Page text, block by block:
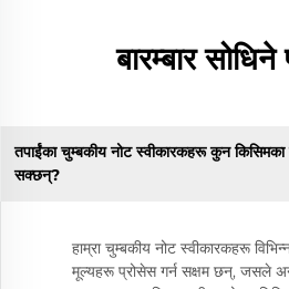
बारम्बार
तपाईंका चुम्बकीय नोट स्वीकारकहरू कुन किसिमका
सक्छन्?
हाम्रा चुम्बकीय नोट स्वीकारकहरू
मूल्यहरू प्रोसेस गर्न सक्षम छन्, जसले